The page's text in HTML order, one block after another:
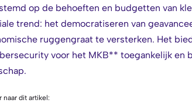
op de behoeften en budgetten van
trend: het democratiseren van
ruggengraat te versterken. Het
voor het MKB** toegankelijk en
naar dit artikel: